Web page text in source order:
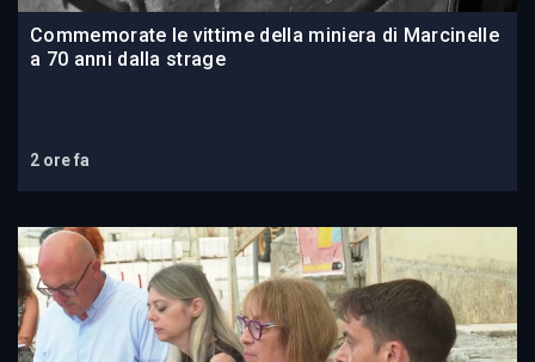
Commemorate le vittime della miniera di Marcinelle
a 70 anni dalla strage
2 ore fa